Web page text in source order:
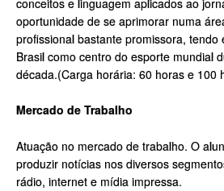
oportunidade de se aprimorar numa
profissional bastante promissora, tendo
Brasil como centro do esporte mundial
década.(Carga horária: 60 horas e 100
Mercado de Trabalho
Atuação no mercado de trabalho. O
produzir notícias nos diversos
rádio, internet e mídia impressa.